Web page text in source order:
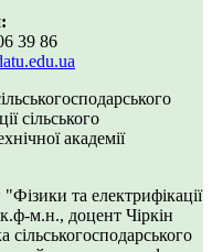
39 86
сільського
академії
та електрифікації
к.ф-м.н., доцент Чіркін